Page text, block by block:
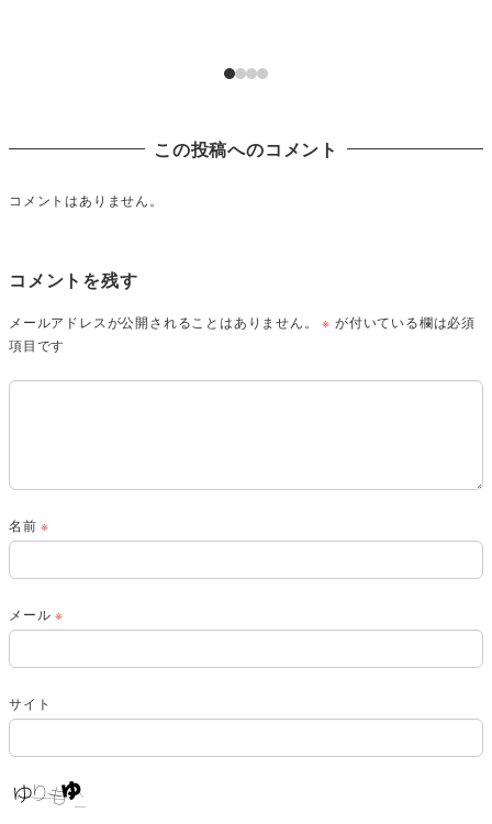
この投稿へのコメント
コメントはありません。
コメントを残す
メールアドレスが公開されることはありません。 ※ が付いている欄は必須
項目です
名前※
メール※
サイト